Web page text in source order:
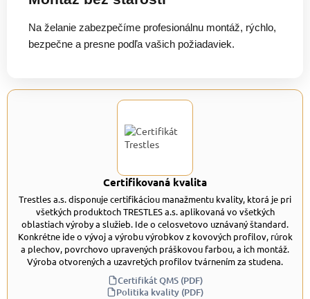
Na želanie zabezpečíme profesionálnu montáž, rýchlo,
bezpečne a presne podľa vašich požiadaviek.
Certifikovaná kvalita
Trestles a.s. disponuje certifikáciou manažmentu kvality, ktorá je pri
všetkých produktoch TRESTLES a.s. aplikovaná vo všetkých
oblastiach výroby a služieb. Ide o celosvetovo uznávaný štandard.
Konkrétne ide o vývoj a výrobu výrobkov z kovových profilov, rúrok
a plechov, povrchovo upravených práškovou farbou, a ich montáž.
Výroba otvorených a uzavretých profilov tvárnením za studena.
Certifikát QMS (PDF)
Politika kvality (PDF)